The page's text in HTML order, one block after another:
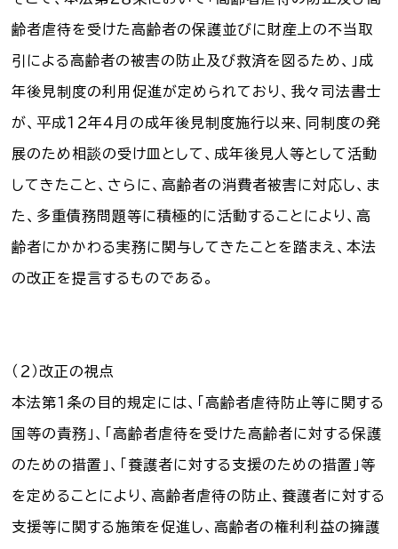
齢者虐待を受けた高齢者の保護並びに財産上の不当取
引による高齢者の被害の防止及び救済を図るため、」成
年後見制度の利用促進が定められており、我々司法書士
が、平成１２年４月の成年後見制度施行以来、同制度の発
展のため相談の受け皿として、成年後見人等として活動
してきたこと、さらに、高齢者の消費者被害に対応し、ま
た、多重債務問題等に積極的に活動することにより、高
齢者にかかわる実務に関与してきたことを踏まえ、本法
の改正を提言するものである。
（２）改正の視点
本法第１条の目的規定には、「高齢者虐待防止等に関する
国等の責務」、「高齢者虐待を受けた高齢者に対する保護
のための措置」、「養護者に対する支援のための措置」等
を定めることにより、高齢者虐待の防止、養護者に対する
支援等に関する施策を促進し、高齢者の権利利益の擁護